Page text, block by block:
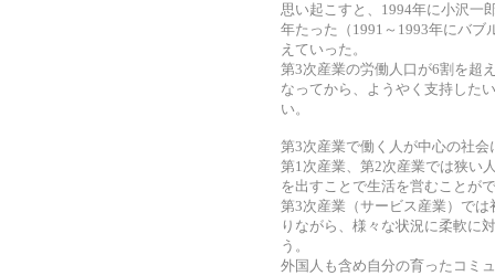
思い起こすと、1994年に小沢一
年たった（1991～1993年にバブ
えていった。
第3次産業の労働人口が6割を超
なってから、ようやく支持した
い。
第3次産業で働く人が中心の社会
第1次産業、第2次産業では狭い
を出すことで生活を営むことが
第3次産業（サービス産業）で
りながら、様々な状況に柔軟に
う。
外国人も含め自分の育ったコミ